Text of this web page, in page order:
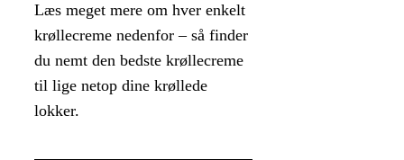
Læs meget mere om hver enkelt
krøllecreme nedenfor – så finder
du nemt den bedste krøllecreme
til lige netop dine krøllede
lokker.